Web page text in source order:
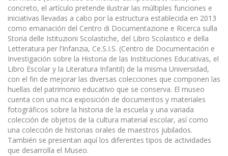
concreto, el artículo pretende ilustrar las múltiples funciones e
iniciativas llevadas a cabo por la estructura establecida en 2013
como emanación del Centro di Documentazione e Ricerca sulla
Storia delle Istituzioni Scolastiche, del Libro Scolastico e della
Letteratura per l’Infanzia, Ce.S.I.S. (Centro de Documentación e
Investigación sobre la Historia de las Instituciones Educativas, el
Libro Escolar y la Literatura Infantil) de la misma Universidad,
con el fin de mejorar las diversas colecciones que componen las
huellas del patrimonio educativo que se conserva. El museo
cuenta con una rica exposición de documentos y materiales
fotográficos sobre la historia de la escuela y una variada
colección de objetos de la cultura material escolar, así como
una colección de historias orales de maestros jubilados.
También se presentan aquí los diferentes tipos de actividades
que desarrolla el Museo.